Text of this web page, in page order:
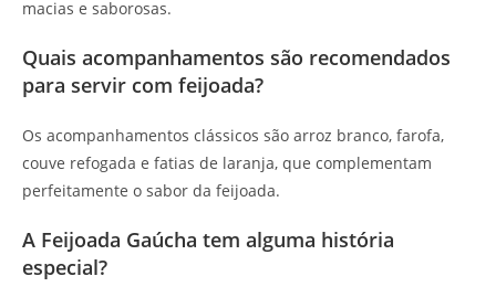
macias e saborosas.
Quais acompanhamentos são recomendados
para servir com feijoada?
Os acompanhamentos clássicos são arroz branco, farofa,
couve refogada e fatias de laranja, que complementam
perfeitamente o sabor da feijoada.
A Feijoada Gaúcha tem alguma história
especial?